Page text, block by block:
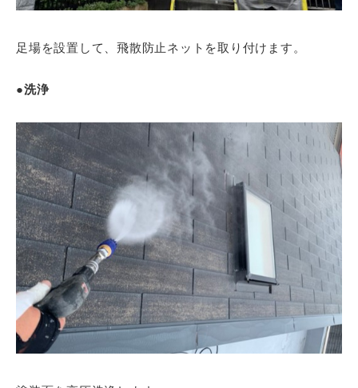
足場を設置して、飛散防止ネットを取り付けます。
●洗浄